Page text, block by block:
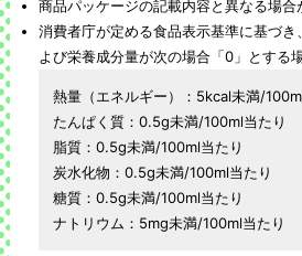
商品パッケージの記載内容と異なる場合
消費者庁が定める食品表示基準に基づ
よび栄養成分量が次の場合「0」とする
熱量（エネルギー）：5kcal未満/
たんぱく質：0.5g未満/100ml当たり
脂質：0.5g未満/100ml当たり
炭水化物：0.5g未満/100ml当たり
糖質：0.5g未満/100ml当たり
ナトリウム：5mg未満/100ml当たり